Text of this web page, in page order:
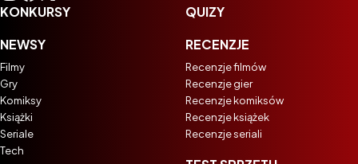
KONKURSY
NEWSY
Filmy
Gry
Komiksy
Książki
Seriale
Tech
QUIZY
RECENZJE
Recenzje filmów
Recenzje gier
Recenzje komiksów
Recenzje książek
Recenzje seriali